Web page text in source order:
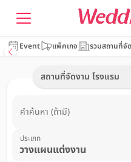
Event แพ็คเกจ รวมสถานที่จั
สถานที่จัดงาน โรงแรม
คำค้นหา (ถ้ามี)
ประเภท